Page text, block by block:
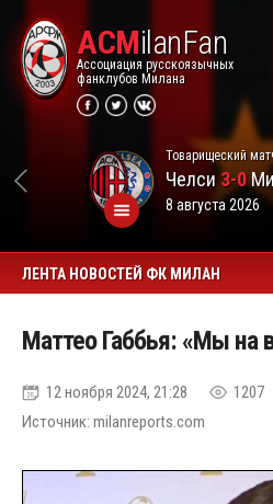
ACMilanFan
Ассоциация русскоязычных
фанклубов Милана
Товарищеский
Челси3-0
8 августа 2026
ЛЕНТА НОВОСТЕЙ ФК МИЛАН
Маттео Габбья: «Мы на
12 ноября 2024, 21:28
1207
Источник: milanreports.com